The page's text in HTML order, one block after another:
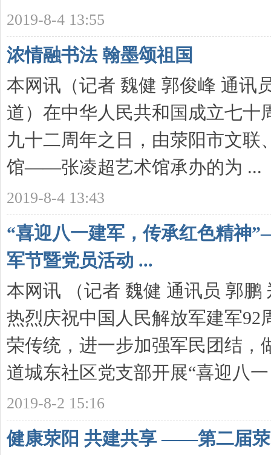
2019-8-4 13:55
浓情融书法 翰墨颂祖国
本网讯（记者 魏健 郭俊峰 通讯
道）在中华人民共和国成立七十
九十二周年之日，由荥阳市文
馆——张凌超艺术馆承办的为 ...
2019-8-4 13:43
“喜迎八一建军，传承红色精神
军节暨党员活动 ...
本网讯 （记者 魏健 通讯员 郭鹏
热烈庆祝中国人民解放军建军
荣传统，进一步加强军民团结，
道城东社区党支部开展“喜迎八
2019-8-2 15:16
健康荥阳 共建共享 ——第二届